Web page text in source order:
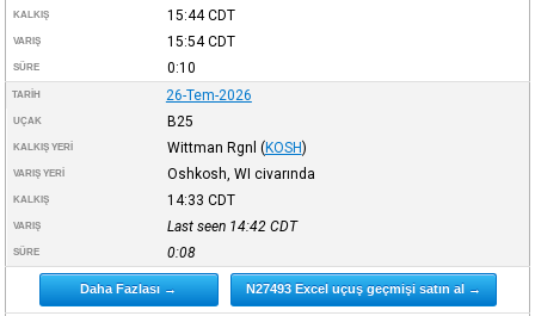
KALKIŞ 15:44CDT
VARIŞ 15:54CDT
SÜRE 0:10
TARIH 26-Tem-2026
UÇAK B25
KALKIŞ YERI Wittman Rgnl (KOSH)
VARIŞ YERI Oshkosh, WI civarında
KALKIŞ 14:33 CDT
VARIŞ Last seen 14:42 CDT
SÜRE 0:08
Daha Fazlası → N27493 Excel uçuş geçmişi satın al →